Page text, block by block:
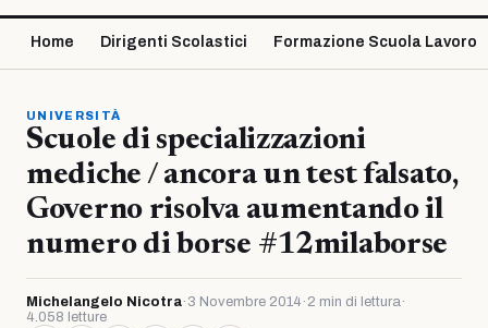
Home Dirigenti Scolastici Formazione Scuola Lavoro
UNIVERSITÀ
Scuole di specializzazioni
mediche / ancora un test falsato,
Governo risolva aumentando il
numero di borse #12milaborse
Michelangelo Nicotra· 3 Novembre 2014 · 2 min di lettura·
4.058 letture